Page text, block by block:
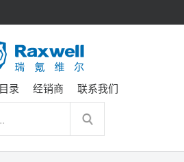
录 经销商 联系我们